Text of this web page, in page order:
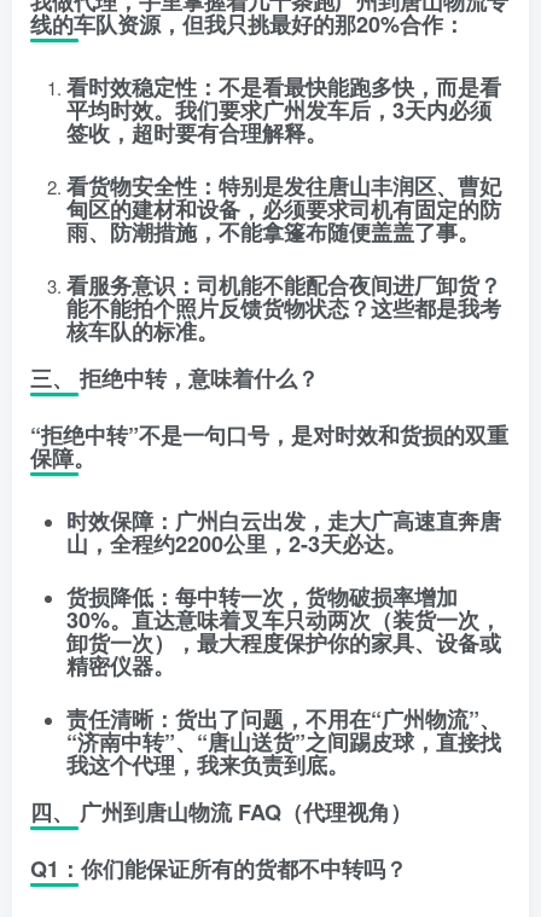
线的车队资源，但我只挑最好的那20%合作：
看时效稳定性 ：不是看最快能跑多快，而是看
平均时效。我们要求广州发车后， 3天内必须
签收 ，超时要有合理解释。
看货物安全性 ：特别是发往唐山丰润区、曹妃
甸区的建材和设备，必须要求司机有固定的防
雨、防潮措施，不能拿篷布随便盖盖了事。
看服务意识 ：司机能不能配合夜间进厂卸货？
能不能拍个照片反馈货物状态？这些都是我考
核车队的标准。
三、 拒绝中转，意味着什么？
“拒绝中转”不是一句口号，是对时效和货损的双重
保障。
时效保障 ：广州白云出发，走大广高速直奔唐
山，全程约2200公里， 2-3天必达。
货损降低 ：每中转一次，货物破损率增加
30%。直达意味着叉车只动两次（装货一次，
卸货一次），最大程度保护你的家具、设备或
精密仪器。
责任清晰：货出了问题，不用在“广州物流”、
“济南中转”、“唐山送货”之间踢皮球，直接找
我这个代理，我来负责到底。
四、 广州到唐山物流 FAQ（代理视角）
Q1：你们能保证所有的货都不中转吗？